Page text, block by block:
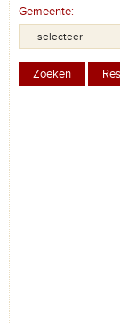
Gemeente: